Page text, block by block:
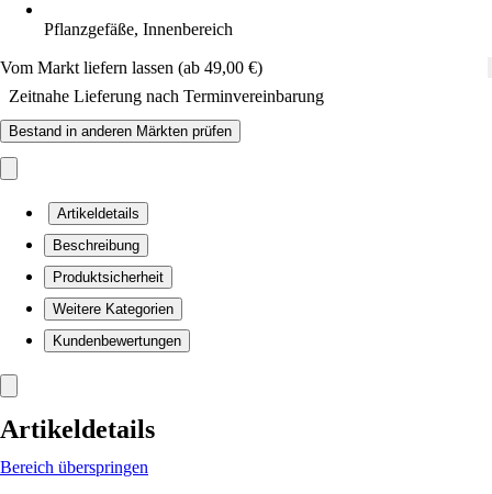
Pflanzgefäße, Innenbereich
Vom Markt liefern lassen (ab 49,00 €)
Zeitnahe Lieferung nach Terminvereinbarung
Bestand in anderen Märkten prüfen
Artikeldetails
Beschreibung
Produktsicherheit
Weitere Kategorien
Kundenbewertungen
Artikeldetails
Bereich überspringen